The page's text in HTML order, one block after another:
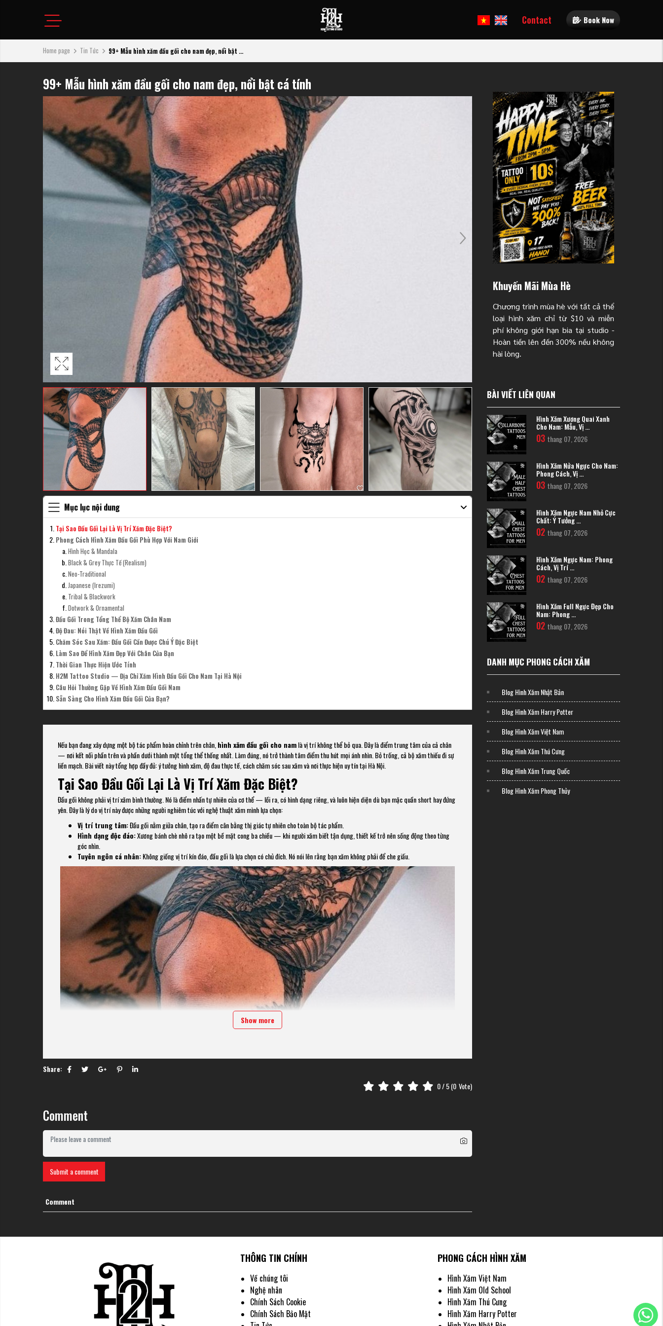
Contact Book Now
Home page Tin Tức 99+ Mẫu hình xăm đầu gối cho nam đẹp, nổi bật ...
99+ Mẫu hình xăm đầu gối cho nam đẹp, nổi bật cá tính
Mục lục nội dung
Tại Sao Đầu Gối Lại Là Vị Trí Xăm Đặc Biệt?
Phong Cách Hình Xăm Đầu Gối Phù Hợp Với Nam Giới
Hình Học & Mandala
Black & Grey Thực Tế (Realism)
Neo-Traditional
Japanese (Irezumi)
Tribal & Blackwork
Dotwork & Ornamental
Đầu Gối Trong Tổng Thể Bộ Xăm Chân Nam
Độ Đau: Nói Thật Về Hình Xăm Đầu Gối
Chăm Sóc Sau Xăm: Đầu Gối Cần Được Chú Ý Đặc Biệt
Làm Sao Để Hình Xăm Đẹp Với Chân Của Bạn
Thời Gian Thực Hiện Ước Tính
H2M Tattoo Studio — Địa Chỉ Xăm Hình Đầu Gối Cho Nam Tại Hà Nội
Câu Hỏi Thường Gặp Về Hình Xăm Đầu Gối Nam
Sẵn Sàng Cho Hình Xăm Đầu Gối Của Bạn?
Nếu bạn đang xây dựng một bộ tác phẩm hoàn chỉnh trên chân, hình xăm đầu gối cho namlà vị trí không thể bỏ qua. Đây là điểm trung tâm của cả chân
— nơi kết nối phần trên và phần dưới thành một tổng thể thống nhất. Làm đúng, nó trở thành tâm điểm thu hút mọi ánh nhìn. Bỏ trống, cả bộ xăm thiếu đi sự
liền mạch. Bài viết này tổng hợp đầy đủ: ý tưởng hình xăm, độ đau thực tế, cách chăm sóc sau xăm và nơi thực hiện uy tín tại Hà Nội.
Tại Sao Đầu Gối Lại Là Vị Trí Xăm Đặc Biệt?
Đầu gối không phải vị trí xăm bình thường. Nó là điểm nhấn tự nhiên của cơ thể — lồi ra, có hình dạng riêng, và luôn hiện diện dù bạn mặc quần short hay đứng
yên. Đây là lý do vị trí này được những người nghiêm túc với nghệ thuật xăm mình lựa chọn:
Vị trí trung tâm:Đầu gối nằm giữa chân, tạo ra điểm cân bằng thị giác tự nhiên cho toàn bộ tác phẩm.
Hình dạng độc đáo:Xương bánh chè nhô ra tạo một bề mặt cong ba chiều — khi người xăm biết tận dụng, thiết kế trở nên sống động theo từng
góc nhìn.
Tuyên ngôn cá nhân:Không giống vị trí kín đáo, đầu gối là lựa chọn có chủ đích. Nó nói lên rằng bạn xăm không phải để che giấu.
Show more
Share:
0/ 5 (0 Vote)
Comment
Submit a comment
Comment
Khuyến Mãi Mùa Hè
Chương trình mùa hè với tất cả thể
loại hình xăm chỉ từ $10 và miễn
phí không giới hạn bia tại studio -
Hoàn tiền lên đến 300% nếu không
hài lòng.
BÀI VIẾT LIÊN QUAN
Hình Xăm Xương Quai Xanh
Cho Nam: Mẫu, Vị ...
03 thang 07, 2026
Hình Xăm Nửa Ngực Cho Nam:
Phong Cách, Vị ...
03 thang 07, 2026
Hình Xăm Ngực Nam Nhỏ Cực
Chất: Ý Tưởng ...
02 thang 07, 2026
Hình Xăm Ngực Nam: Phong
Cách, Vị Trí ...
02 thang 07, 2026
Hình Xăm Full Ngực Đẹp Cho
Nam: Phong ...
02 thang 07, 2026
DANH MỤC PHONG CÁCH XĂM
Blog Hình Xăm Nhật Bản
Blog Hình Xăm Harry Potter
Blog Hình Xăm Việt Nam
Blog Hình Xăm Thú Cưng
Blog Hình Xăm Trung Quốc
Blog Hình Xăm Phong Thủy
THÔNG TIN CHÍNH
Về chúng tôi
Nghệ nhân
Chính Sách Cookie
Chính Sách Bảo Mật
PHONG CÁCH HÌNH XĂM
Hình Xăm Việt Nam
Hình Xăm Old School
Hình Xăm Thú Cưng
Hình Xăm Harry Potter